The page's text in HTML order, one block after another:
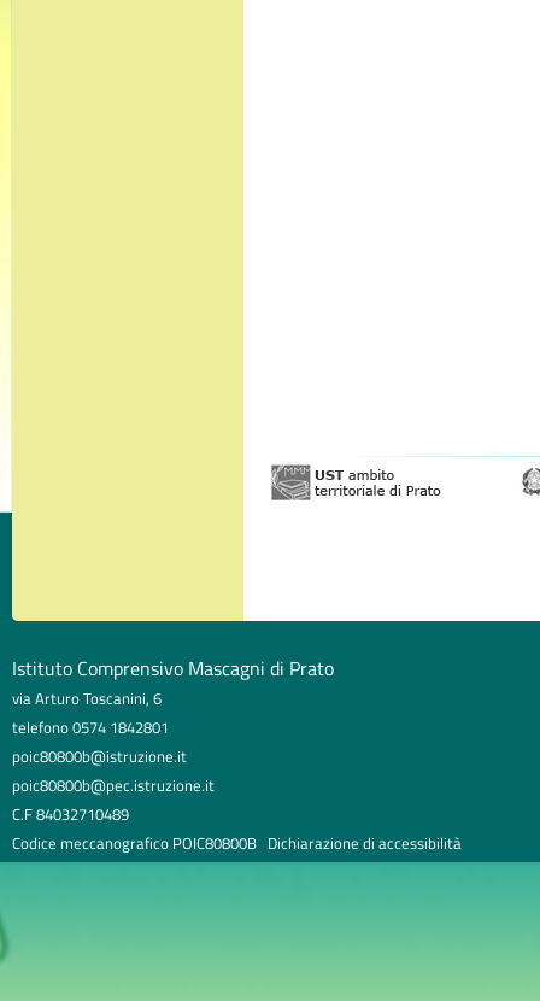
Istituto Comprensivo Mascagni di Prato
via Arturo Toscanini, 6
telefono 0574 1842801
poic80800b@istruzione.it
poic80800b@pec.istruzione.it
C.F 84032710489
Codice meccanografico POIC80800B Dichiarazione di accessibilità